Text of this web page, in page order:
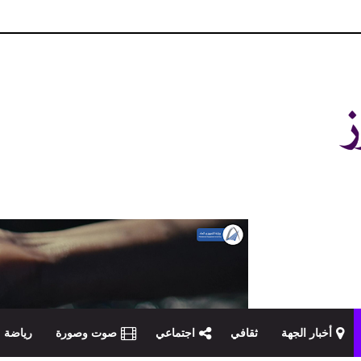
أخبار الجهة ثقافي اجتماعي صوت وصورة رياضة